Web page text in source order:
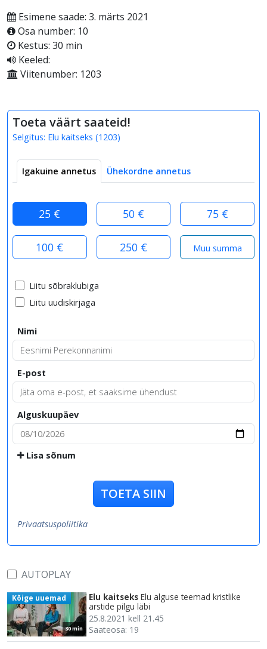
Esimene saade: 3. märts 2021
Osa number: 10
Kestus: 30 min
Keeled:
Viitenumber: 1203
Toeta väärt saateid!
Selgitus: Elu kaitseks (1203)
Igakuine annetus Ühekordne annetus
25 € 50 € 75 €
100 € 250 €
Liitu sõbraklubiga
Liitu uudiskirjaga
Nimi
E-post
Alguskuupäev
Lisa sõnum
TOETA SIIN
Privaatsuspoliitika
AUTOPLAY
30 min
Kõige uuemad Elu kaitseks Elu alguse teemad kristlike
arstide pilgu läbi
25.8.2021 kell 21.45
Saateosa: 19